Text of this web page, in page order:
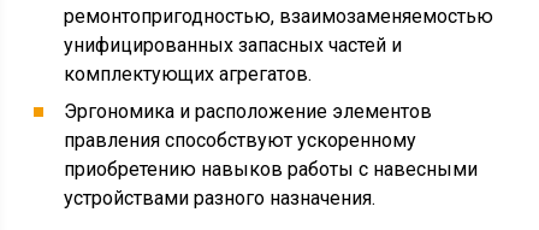
ремонтопригодностью, взаимозаменяемостью
унифицированных запасных частей и
комплектующих агрегатов.
Эргономика и расположение элементов
правления способствуют ускоренному
приобретению навыков работы с навесными
устройствами разного назначения.